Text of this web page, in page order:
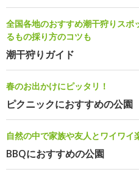
全国各地のおすすめ潮干狩りスポ
るもの採り方のコツも
潮干狩りガイド
春のお出かけにピッタリ！
ピクニックにおすすめの公園
自然の中で家族や友人とワイワイ
BBQにおすすめの公園